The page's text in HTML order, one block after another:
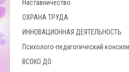
Наставничество
ОХРАНА ТРУДА
ИННОВАЦИОННАЯ ДЕЯТЕЛЬНОСТЬ
Психолого-педагогический
ВСОКО ДО